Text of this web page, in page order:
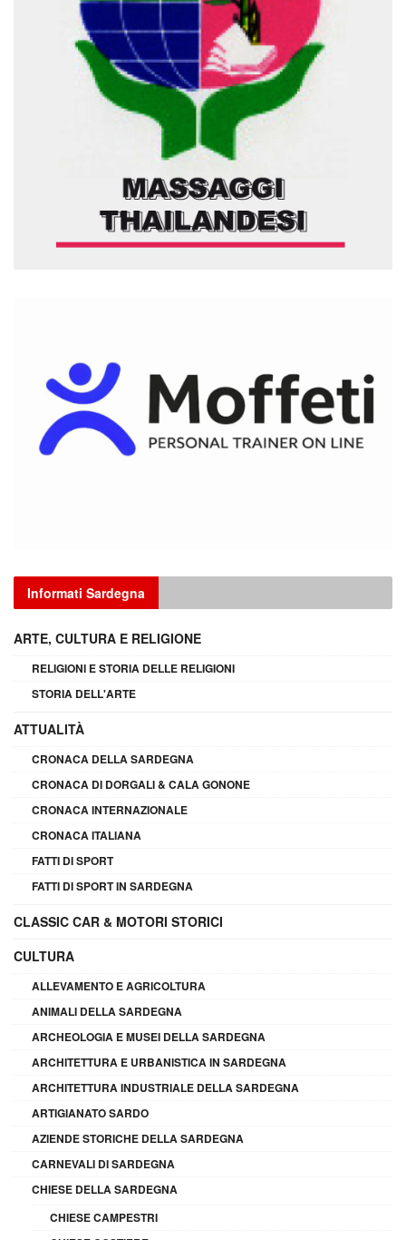
Informati Sardegna
ARTE, CULTURA E RELIGIONE
RELIGIONI E STORIA DELLE RELIGIONI
STORIA DELL'ARTE
ATTUALITÀ
CRONACA DELLA SARDEGNA
CRONACA DI DORGALI & CALA GONONE
CRONACA INTERNAZIONALE
CRONACA ITALIANA
FATTI DI SPORT
FATTI DI SPORT IN SARDEGNA
CLASSIC CAR & MOTORI STORICI
CULTURA
ALLEVAMENTO E AGRICOLTURA
ANIMALI DELLA SARDEGNA
ARCHEOLOGIA E MUSEI DELLA SARDEGNA
ARCHITETTURA E URBANISTICA IN SARDEGNA
ARCHITETTURA INDUSTRIALE DELLA SARDEGNA
ARTIGIANATO SARDO
AZIENDE STORICHE DELLA SARDEGNA
CARNEVALI DI SARDEGNA
CHIESE DELLA SARDEGNA
CHIESE CAMPESTRI